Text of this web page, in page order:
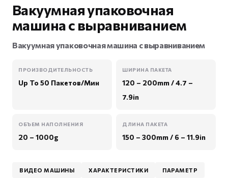
Вакуумная упаковочная
машина с выравниванием
Вакуумная упаковочная машина с выравниванием
ПРОИЗВОДИТЕЛЬНОСТЬ
Up To 50 Пакетов/Мин
ШИРИНА ПАКЕТА
120 – 200mm / 4.7 –
7.9in
ОБЪЕМ НАПОЛНЕНИЯ
20 – 1000g
ДЛИНА ПАКЕТА
150 – 300mm / 6 – 11.9in
ВИДЕО МАШИНЫ ХАРАКТЕРИСТИКИ ПАРАМЕТР